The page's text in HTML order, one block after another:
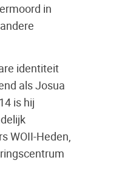
in
identiteit
als Josua
is hij
WOII-Heden,